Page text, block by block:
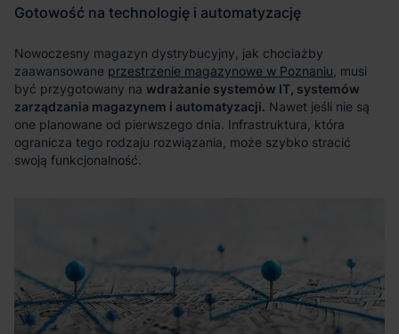
przestrzenie magazynowe w Poznaniu
wdrażanie systemów IT, systemów
zarządzania magazynem i automatyzacji.